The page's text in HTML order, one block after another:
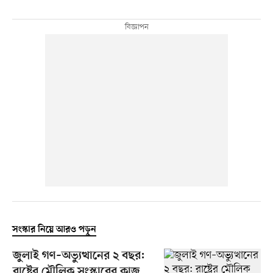
সংস্কার নিয়ে আরও পড়ুন
জুলাই গণ–অভ্যুত্থানের ২ বছর: